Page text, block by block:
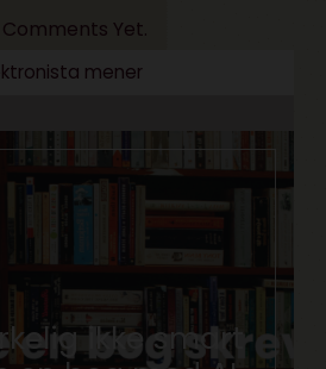
Comments Yet.
mener
ikke smart